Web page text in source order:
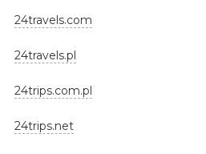
24travels.com
24travels.pl
24trips.com.pl
24trips.net